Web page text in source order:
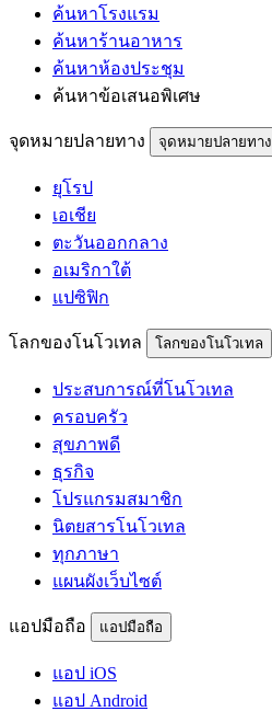
ค้นหาโรงแรม
ค้นหาร้านอาหาร
ค้นหาห้องประชุม
ค้นหาข้อเสนอพิเศษ
จุดหมายปลายทาง จุดหมายปลายทาง
ยุโรป
เอเชีย
ตะวันออกกลาง
อเมริกาใต้
แปซิฟิก
โลกของโนโวเทล โลกของโนโวเทล
ประสบการณ์ที่โนโวเทล
ครอบครัว
สุขภาพดี
ธุรกิจ
โปรแกรมสมาชิก
นิตยสารโนโวเทล
ทุกภาษา
แผนผังเว็บไซต์
แอปมือถือ แอปมือถือ
แอป iOS
แอป Android